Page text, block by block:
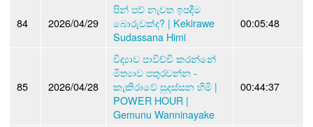
84 2026/04/29
පින් පව් නැවත ඉපදීම
බොරුවක්ද? | Kekirawe
Sudassana Himi
00:05:48
85 2026/04/28
විද්‍යාව පාවිච්චි කරන්නේ
මිත්‍යාව පතුරවන්න -
කැකිරාවේ සුදස්සන හිමි |
POWER HOUR |
Gemunu Wanninayake
00:44:37